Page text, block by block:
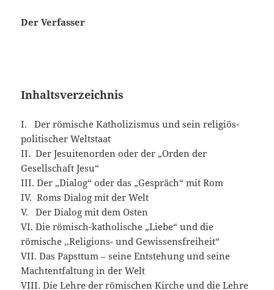
Der Verfasser
Inhaltsverzeichnis
I. Der römische Katholizismus und sein religiös-
politischer Weltstaat
II. Der Jesuitenorden oder der „Orden der
Gesellschaft Jesu“
III. Der „Dialog“ oder das „Gespräch“ mit Rom
IV. Roms Dialog mit der Welt
V. Der Dialog mit dem Osten
VI. Die römisch-katholische „Liebe“ und die
römische ,,Religions- und Gewissensfreiheit“
VII. Das Papsttum – seine Entstehung und seine
Machtentfaltung in der Welt
VIII. Die Lehre der römischen Kirche und die Lehre